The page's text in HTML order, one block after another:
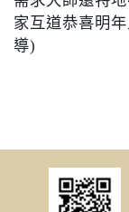
家互道恭喜明年
導)